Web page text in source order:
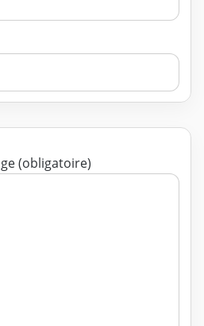
Texte de votre message (obligatoire)